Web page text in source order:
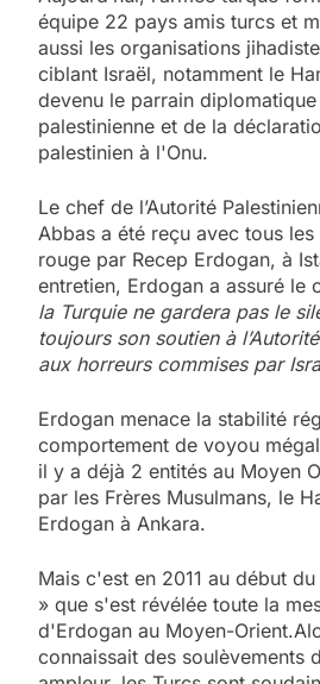
équipe 22 pays amis turcs et
aussi les organisations
ciblant Israël, notamment le
devenu le parrain
palestinienne et de la
palestinien à l'Onu.
Le chef de l’Autorité
Abbas a été reçu avec tous
rouge par Recep Erdogan, à
entretien, Erdogan a assuré le
la Turquie ne gardera pas le
toujours son soutien à
aux horreurs commises par
Erdogan menace la stabilité
comportement de voyou
il y a déjà 2 entités au Moyen
par les Frères Musulmans, le
Erdogan à Ankara.
Mais c'est en 2011 au début
» que s'est révélée toute la
d'Erdogan au Moyen-
connaissait des soulèvements